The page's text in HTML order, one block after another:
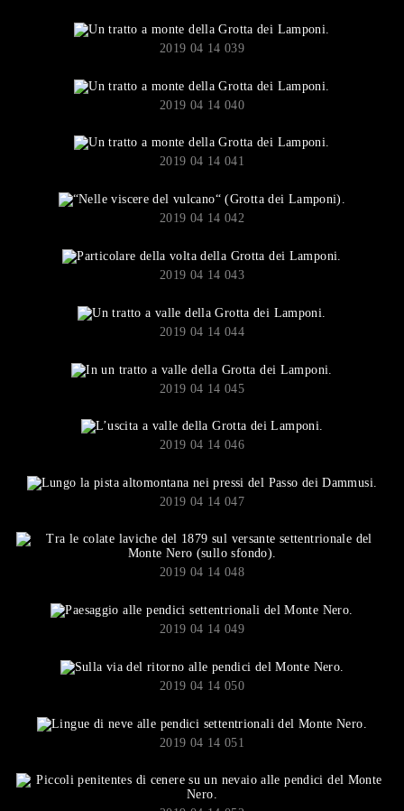
2019 04 14 039
2019 04 14 040
2019 04 14 041
2019 04 14 042
2019 04 14 043
2019 04 14 044
2019 04 14 045
2019 04 14 046
2019 04 14 047
2019 04 14 048
2019 04 14 049
2019 04 14 050
2019 04 14 051